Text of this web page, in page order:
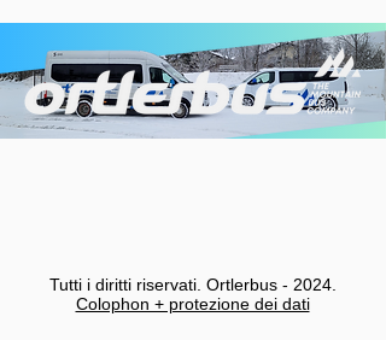
Tutti i diritti riservati. Ortlerbus - 2024.
Colophon + protezione dei dati